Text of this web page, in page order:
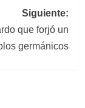
Siguiente:
que forjó un
germánicos